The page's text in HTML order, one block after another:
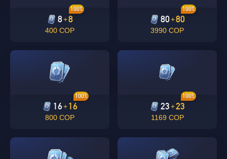
8+8
100%
400 COP
80+80
100%
3990 COP
16+16
100%
800 COP
23+23
100%
1169 COP